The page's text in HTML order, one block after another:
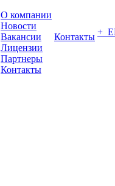
О компании
Новости
Вакансии
Лицензии
Партнеры
Контакты
Контакты +